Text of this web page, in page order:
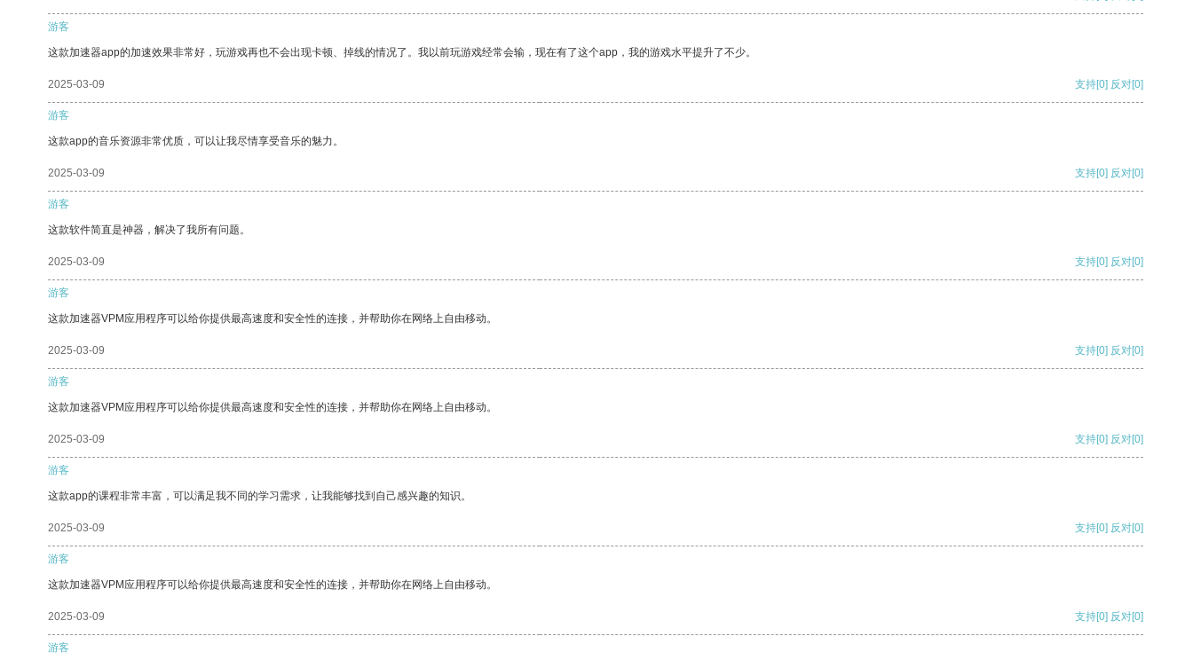
游客
这款加速器app的加速效果非常好，玩游戏再也不会出现卡顿、掉线的情况了。我以前玩游戏经常会输，现在有了这个app，我的游戏水平提升了不少。
2025-03-09 支持[0] 反对[0]
游客
这款app的音乐资源非常优质，可以让我尽情享受音乐的魅力。
2025-03-09 支持[0] 反对[0]
游客
这款软件简直是神器，解决了我所有问题。
2025-03-09 支持[0] 反对[0]
游客
这款加速器VPM应用程序可以给你提供最高速度和安全性的连接，并帮助你在网络上自由移动。
2025-03-09 支持[0] 反对[0]
游客
这款加速器VPM应用程序可以给你提供最高速度和安全性的连接，并帮助你在网络上自由移动。
2025-03-09 支持[0] 反对[0]
游客
这款app的课程非常丰富，可以满足我不同的学习需求，让我能够找到自己感兴趣的知识。
2025-03-09 支持[0] 反对[0]
游客
这款加速器VPM应用程序可以给你提供最高速度和安全性的连接，并帮助你在网络上自由移动。
2025-03-09 支持[0] 反对[0]
游客